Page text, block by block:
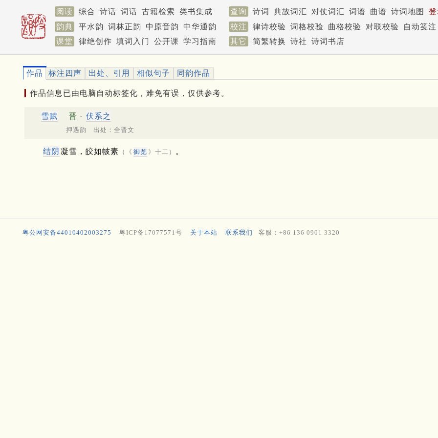
阅读 综合 诗话 词话 古籍检索 类书集成 查询 诗词 典故词汇 对仗词汇 词谱 曲谱 诗词地图
韵典
平水韵 词林正韵 中原音韵 中华通韵 校注 律诗校验 词格校验 曲格校验 对联校验
自动笺注
课堂
律绝创作 填词入门 公开课 学习指南 其它 简繁转换 诗社 诗词书店
作品 标注四声 出处、引用 相似句子 同韵作品
作品信息已由电脑自动标签化，难免有误，仅供参考。
雪赋 晋 · 伏系之
押遇韵 出处：全晋文
结阴 凝雪，皎如帔素 （《 御览 》十二） 。
粤公网安备44010402003275 粤ICP备17077571号 关于本站 联系我们 客服：+86 136 0901 3320